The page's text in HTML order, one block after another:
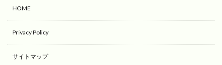
HOME
Privacy Policy
サイトマップ